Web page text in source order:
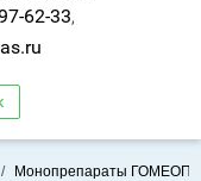
62-33,
/ Монопрепараты